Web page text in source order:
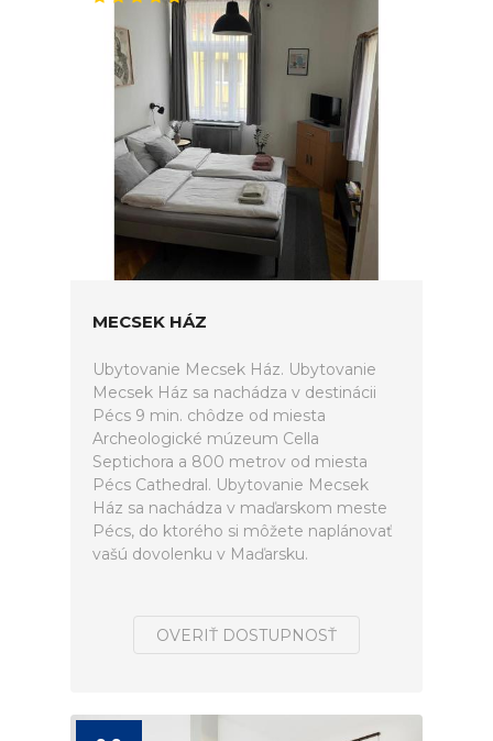
MECSEK HÁZ
Ubytovanie Mecsek Ház. Ubytovanie
Mecsek Ház sa nachádza v destinácii
Pécs 9 min. chôdze od miesta
Archeologické múzeum Cella
Septichora a 800 metrov od miesta
Pécs Cathedral. Ubytovanie Mecsek
Ház sa nachádza v maďarskom meste
Pécs, do ktorého si môžete naplánovať
vašú dovolenku v Maďarsku.
OVERIŤ DOSTUPNOSŤ